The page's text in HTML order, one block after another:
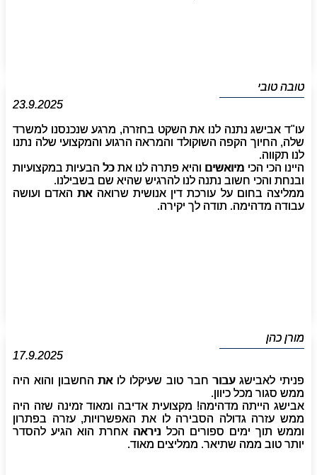
עו"ד אבישג נתנה לנו את השקט בחזרה, מרגע שנכנסנו למשרד
שלה, החיוך הקפה השוקולד והמראה הרגוע והמקצועי שלה נתנו
לנו תקווה.
היינו הכי הכי מיואשים והיא פתרה לנו את כל הבעיות במקצועיות
ובנחת והכי חשוב נתנה לנו להרגיש שהיא שם בשבילנו.
ממליצה בחום על עורכת דין אנושית שרואה את האדם ועושה
עבודה מדהימה. תודה לך יקירה.
טובה טובי
23.9.2025
פניתי לאבישג עבור חבר טוב שעיקלו לו את החשבון והוא היה
ממש סגור מכל כיוון.
אבישג הייתה מדהימה! מקצועית אדיבה ומאוד זמינה שזה היה
ממש עזרה גדולה הסבירה לו את האפשרויות, עזרה בפתרון
וממש תוך ימים ספורים הכל ניראה אחרת הוא הגיע להסדר
יותר טוב ממה שתיאר. ממליצים מאוד.
מורן כהן
17.9.2025